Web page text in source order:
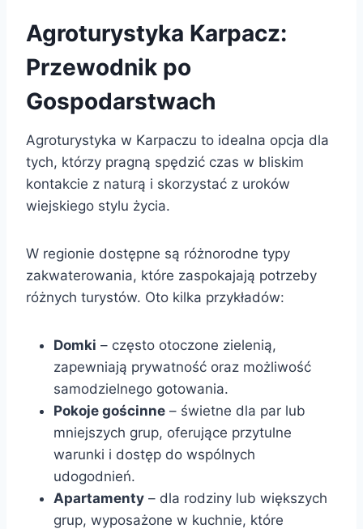
Agroturystyka Karpacz:
Przewodnik po
Gospodarstwach
Agroturystyka w Karpaczu to idealna opcja dla
tych, którzy pragną spędzić czas w bliskim
kontakcie z naturą i skorzystać z uroków
wiejskiego stylu życia.
W regionie dostępne są różnorodne typy
zakwaterowania, które zaspokajają potrzeby
różnych turystów. Oto kilka przykładów:
Domki – często otoczone zielenią,
zapewniają prywatność oraz możliwość
samodzielnego gotowania.
Pokoje gościnne – świetne dla par lub
mniejszych grup, oferujące przytulne
warunki i dostęp do wspólnych
udogodnień.
Apartamenty – dla rodziny lub większych
grup, wyposażone w kuchnie, które